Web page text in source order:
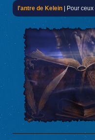
l'antre de Kelein | Pour